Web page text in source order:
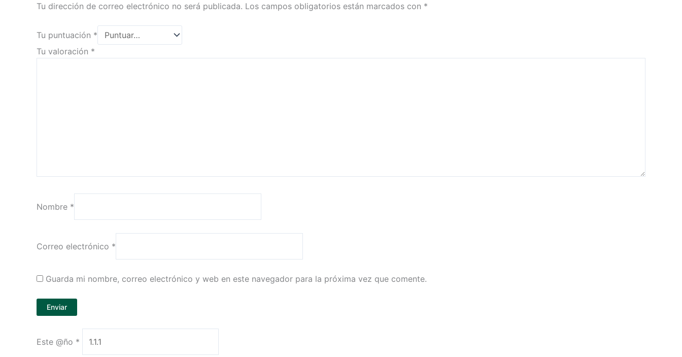
Tu dirección de correo electrónico no será publicada. Los campos obligatorios están marcados con *
Tu puntuación *
Tu valoración *
Nombre *
Correo electrónico *
Guarda mi nombre, correo electrónico y web en este navegador para la próxima vez que comente.
Este @ño *